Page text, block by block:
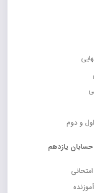
و دوم
یازدهم